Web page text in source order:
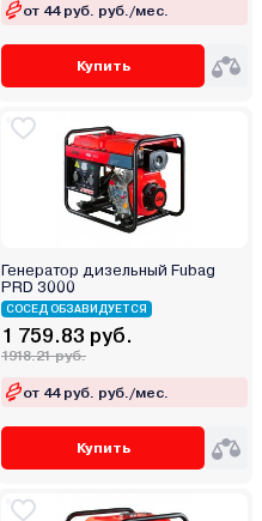
от 44 руб. руб./мес.
Купить
Генератор дизельный Fubag
PRD 3000
СОСЕД ОБЗАВИДУЕТСЯ
1 759.83 руб.
1918.21 руб.
от 44 руб. руб./мес.
Купить